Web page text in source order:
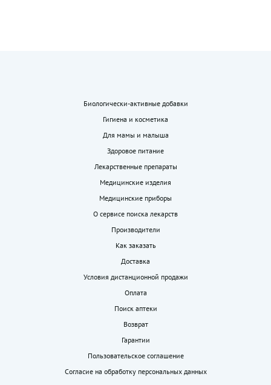
Биологически-активные добавки
Гигиена и косметика
Для мамы и малыша
Здоровое питание
Лекарственные препараты
Медицинские изделия
Медицинские приборы
О сервисе поиска лекарств
Производители
Как заказать
Доставка
Условия дистанционной продажи
Оплата
Поиск аптеки
Возврат
Гарантии
Пользовательское соглашение
Согласие на обработку персональных данных